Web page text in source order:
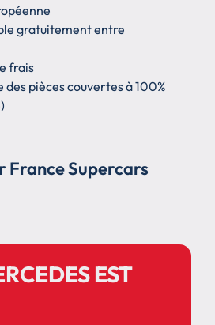
gratuitement entre
frais
des pièces couvertes à 100%
France Supercars
EST